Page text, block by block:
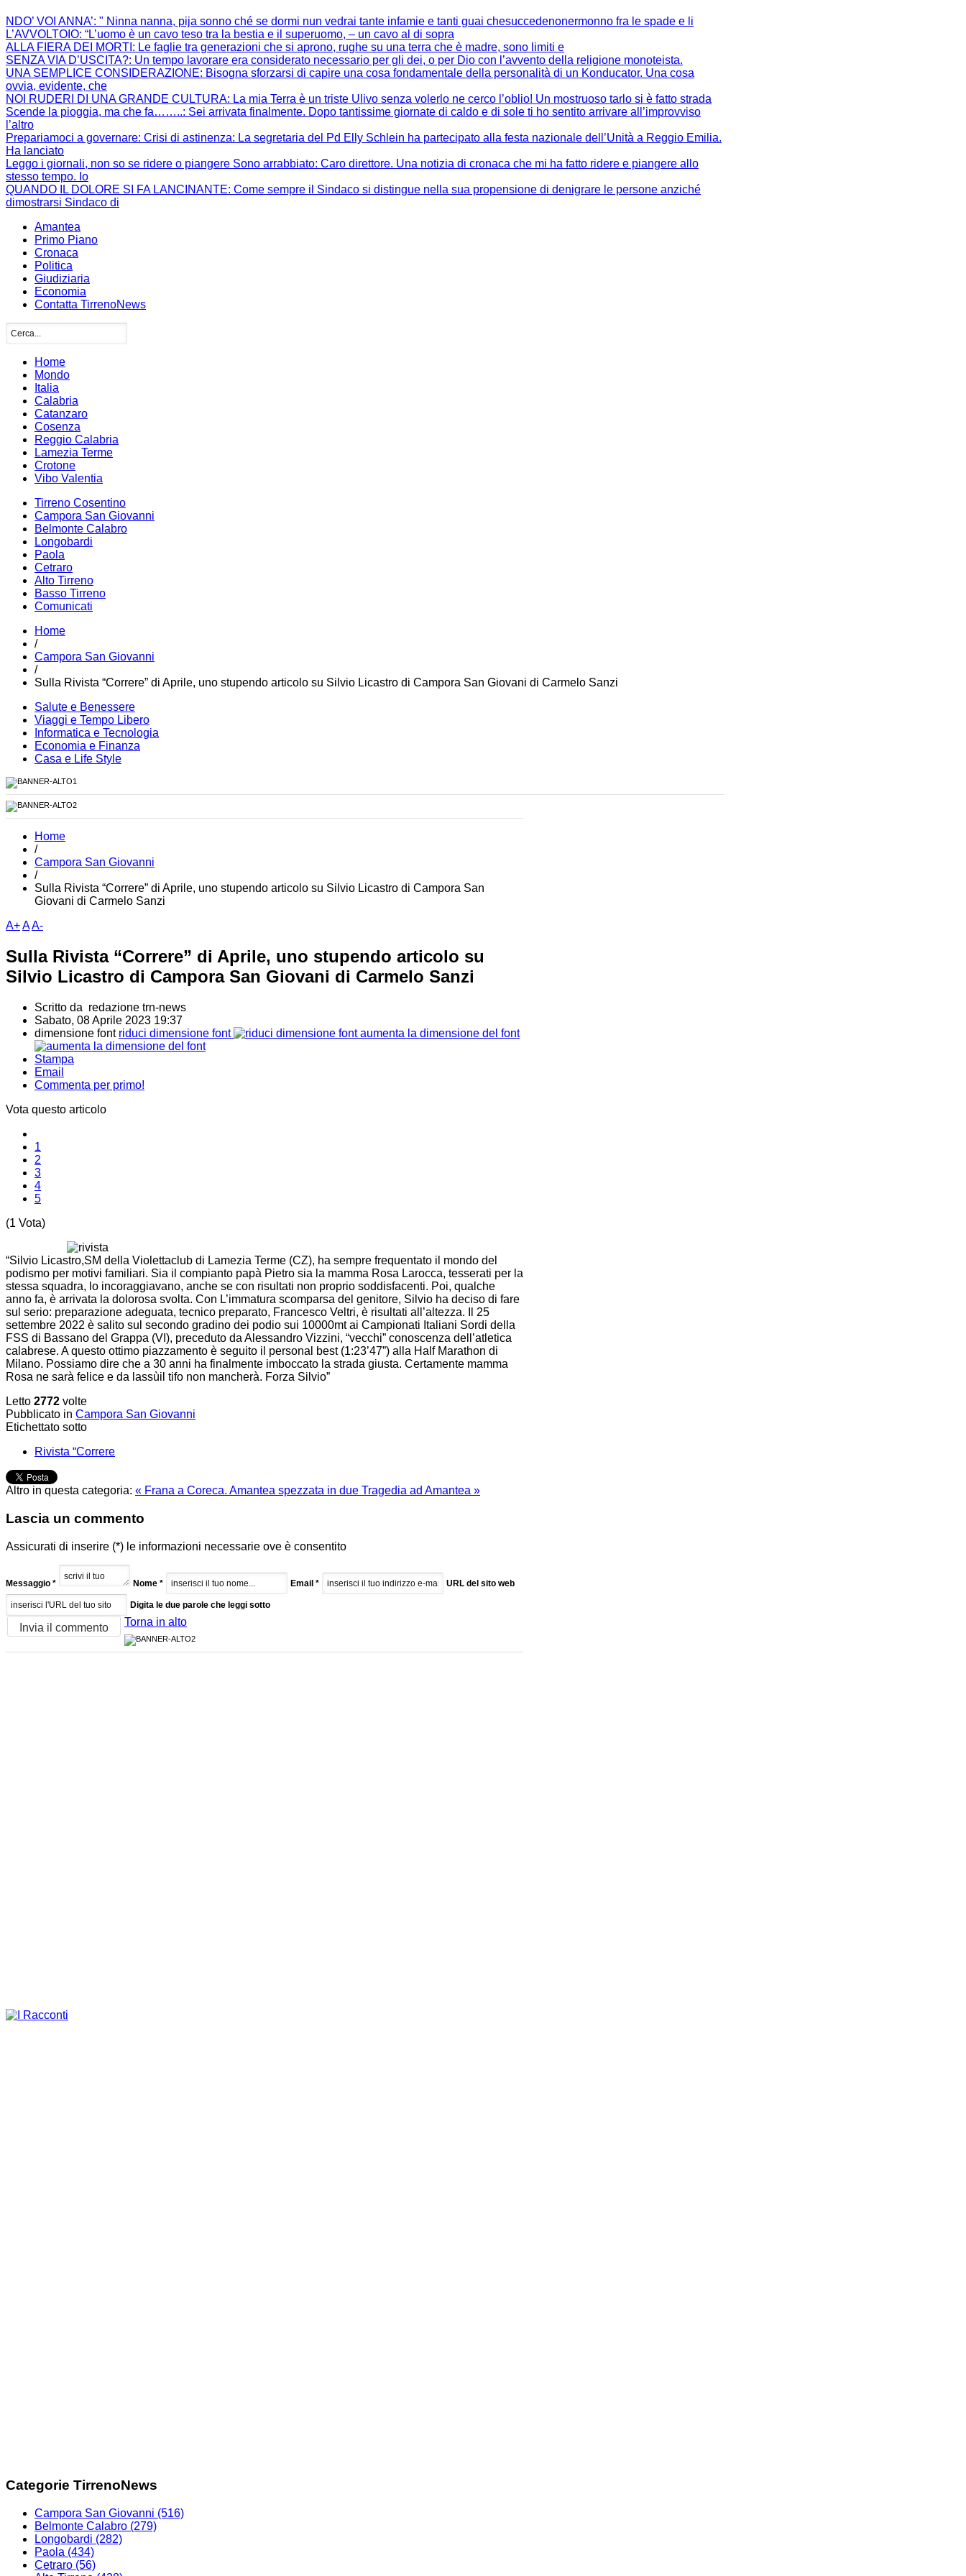
NDO’ VOI ANNA’: " Ninna nanna, pija sonno ché se dormi nun vedrai tante infamie e tanti guai chesuccedenonermonno fra le spade e li
L’AVVOLTOIO: “L’uomo è un cavo teso tra la bestia e il superuomo, – un cavo al di sopra
ALLA FIERA DEI MORTI : Le faglie tra generazioni che si aprono, rughe su una terra che è madre, sono limiti e
SENZA VIA D’USCITA?: Un tempo lavorare era considerato necessario per gli dei, o per Dio con l’avvento della religione monoteista.
UNA SEMPLICE CONSIDERAZIONE: Bisogna sforzarsi di capire una cosa fondamentale della personalità di un Konducator. Una cosa
ovvia, evidente, che
NOI RUDERI DI UNA GRANDE CULTURA: La mia Terra è un triste Ulivo senza volerlo ne cerco l’oblio! Un mostruoso tarlo si è fatto strada
Scende la pioggia, ma che fa……..: Sei arrivata finalmente. Dopo tantissime giornate di caldo e di sole ti ho sentito arrivare all’improvviso
l’altro
Prepariamoci a governare: Crisi di astinenza: La segretaria del Pd Elly Schlein ha partecipato alla festa nazionale dell’Unità a Reggio Emilia.
Ha lanciato
Leggo i giornali, non so se ridere o piangere Sono arrabbiato: Caro direttore. Una notizia di cronaca che mi ha fatto ridere e piangere allo
stesso tempo. Io
QUANDO IL DOLORE SI FA LANCINANTE: Come sempre il Sindaco si distingue nella sua propensione di denigrare le persone anziché
dimostrarsi Sindaco di
Amantea
Primo Piano
Cronaca
Politica
Giudiziaria
Economia
Contatta TirrenoNews
Home
Mondo
Italia
Calabria
Catanzaro
Cosenza
Reggio Calabria
Lamezia Terme
Crotone
Vibo Valentia
Tirreno Cosentino
Campora San Giovanni
Belmonte Calabro
Longobardi
Paola
Cetraro
Alto Tirreno
Basso Tirreno
Comunicati
Home
/
Campora San Giovanni
/
Sulla Rivista “Correre” di Aprile, uno stupendo articolo su Silvio Licastro di Campora San Giovani di Carmelo Sanzi
Salute e Benessere
Viaggi e Tempo Libero
Informatica e Tecnologia
Economia e Finanza
Casa e Life Style
Home
/
Campora San Giovanni
/
Sulla Rivista “Correre” di Aprile, uno stupendo articolo su Silvio Licastro di Campora San
Giovani di Carmelo Sanzi
A+AA-
Sulla Rivista “Correre” di Aprile, uno stupendo articolo su
Silvio Licastro di Campora San Giovani di Carmelo Sanzi
Scritto da redazione trn-news
Sabato, 08 Aprile 2023 19:37
dimensione font riduci dimensione font aumenta la dimensione del font
Stampa
Email
Commenta per primo!
Vota questo articolo
1
2
3
4
5
(1 Vota)
“Silvio Licastro,SM della Violettaclub di Lamezia Terme (CZ), ha sempre frequentato il mondo del
podismo per motivi familiari. Sia il compianto papà Pietro sia la mamma Rosa Larocca, tesserati per la
stessa squadra, lo incoraggiavano, anche se con risultati non proprio soddisfacenti. Poi, qualche
anno fa, è arrivata la dolorosa svolta. Con L’immatura scomparsa del genitore, Silvio ha deciso di fare
sul serio: preparazione adeguata, tecnico preparato, Francesco Veltri, è risultati all’altezza. Il 25
settembre 2022 è salito sul secondo gradino dei podio sui 10000mt ai Campionati Italiani Sordi della
FSS di Bassano del Grappa (VI), preceduto da Alessandro Vizzini, “vecchi” conoscenza dell’atletica
calabrese. A questo ottimo piazzamento è seguito il personal best (1:23’47”) alla Half Marathon di
Milano. Possiamo dire che a 30 anni ha finalmente imboccato la strada giusta. Certamente mamma
Rosa ne sarà felice e da lassùil tifo non mancherà. Forza Silvio”
Letto 2772 volte
Pubblicato in Campora San Giovanni
Etichettato sotto
Rivista “Correre
Altro in questa categoria: « Frana a Coreca. Amantea spezzata in due Tragedia ad Amantea »
Lascia un commento
Assicurati di inserire (*) le informazioni necessarie ove è consentito
Messaggio * Nome * Email * URL del sito web
Digita le due parole che leggi sotto
Torna in alto
Categorie TirrenoNews
Campora San Giovanni (516)
Belmonte Calabro (279)
Longobardi (282)
Paola (434)
Cetraro (56)